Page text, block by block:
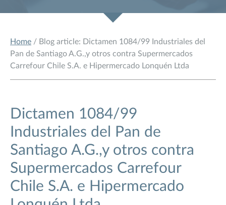
Home / Blog article: Dictamen 1084/99 Industriales del
Pan de Santiago A.G.,y otros contra Supermercados
Carrefour Chile S.A. e Hipermercado Lonquén Ltda
Dictamen 1084/99
Industriales del Pan de
Santiago A.G.,y otros contra
Supermercados Carrefour
Chile S.A. e Hipermercado